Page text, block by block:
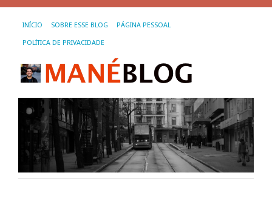
INÍCIO SOBRE ESSE BLOG PÁGINA PESSOAL
POLÍTICA DE PRIVACIDADE